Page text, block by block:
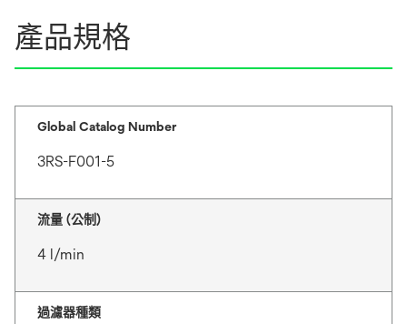
產品規格
Global Catalog Number
3RS-F001-5
流量 (公制)
4 l/min
過濾器種類